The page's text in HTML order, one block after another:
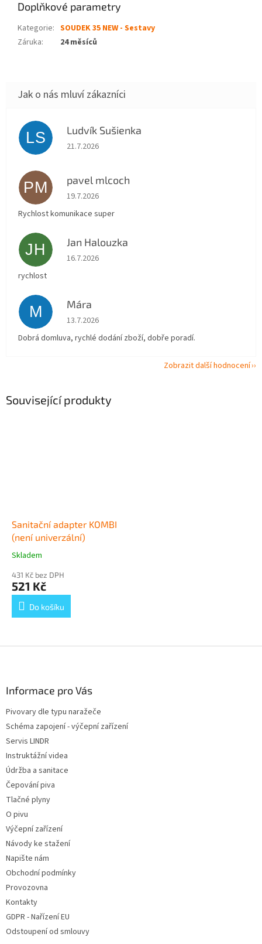
Související produkty
Sanitační adapter KOMBI
(není univerzální)
Průměrné
produktu
je
5,0
Skladem
431 Kč bez DPH
521 Kč
Do košíku
Doplňkové parametry
Kategorie: SOUDEK 35 NEW - Sestavy
Záruka: 24 měsíců
LS Ludvík Sušienka
Hodnocení obchodu je 5 z 5 hvězdiček.
21.7.2026
PM pavel mlcoch
Hodnocení obchodu je 5 z 5 hvězdiček.
19.7.2026
Rychlost komunikace super
JH Jan Halouzka
Hodnocení obchodu je 5 z 5 hvězdiček.
16.7.2026
rychlost
M Mára
Hodnocení obchodu je 5 z 5 hvězdiček.
13.7.2026
Dobrá domluva, rychlé dodání zboží, dobře poradí.
Zobrazit další hodnocení
Informace pro Vás
Pivovary dle typu naražeče
Schéma zapojení - výčepní zařízení
Servis LINDR
Instruktážní videa
Údržba a sanitace
Čepování piva
Tlačné plyny
O pivu
Výčepní zařízení
Návody ke stažení
Napište nám
Obchodní podmínky
Provozovna
Kontakty
GDPR - Nařízení EU
Odstoupení od smlouvy